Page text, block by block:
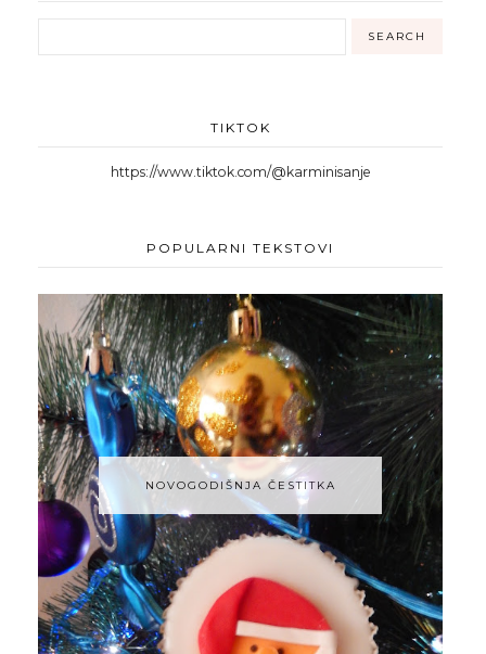
TIKTOK
https://www.tiktok.com/@karminisanje
POPULARNI TEKSTOVI
NOVOGODIŠNJA ČESTITKA